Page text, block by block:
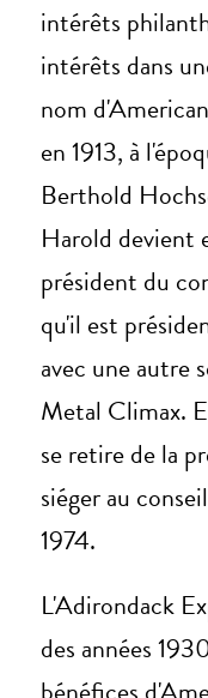
intérêts
intérêts dans
nom
en 1913, à
Berthold
Harold devient
président du
qu'il est
avec une autre
Metal Climax.
se retire de la
siéger au
1974.
L'Adirondack
des années